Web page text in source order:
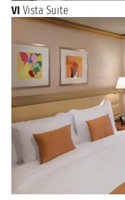
VI Vista Suite